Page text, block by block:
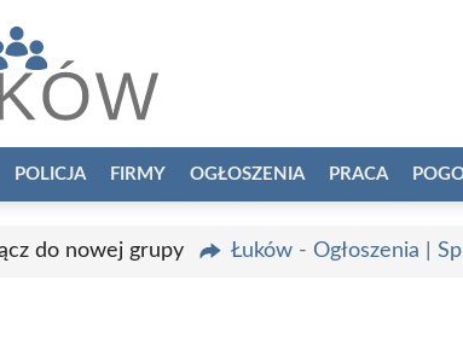
POLICJA FIRMY OGŁOSZENIA PRACA
do nowej grupy Łuków - Ogłoszenia |